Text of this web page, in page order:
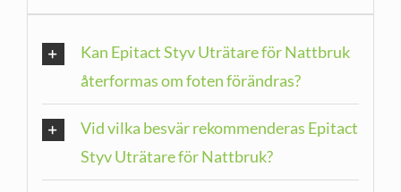
Kan Epitact Styv Uträtare för Nattbruk
återformas om foten förändras?
Vid vilka besvär rekommenderas Epitact
Styv Uträtare för Nattbruk?